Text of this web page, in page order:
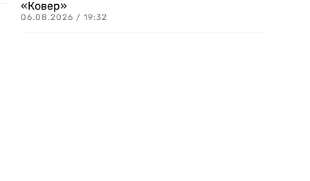
«Ковер»
06.08.2026 / 19:32